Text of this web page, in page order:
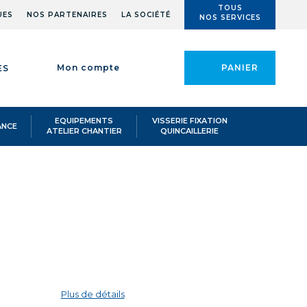
NOS PARTENAIRES LA SOCIÉTÉ
TOUS
NOS SERVICES
Mon compte PANIER
EQUIPEMENTS
ATELIER CHANTIER
VISSERIE FIXATION
QUINCAILLERIE
Plus de détails